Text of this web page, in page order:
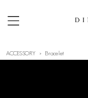
ACCESSORY Bracelet